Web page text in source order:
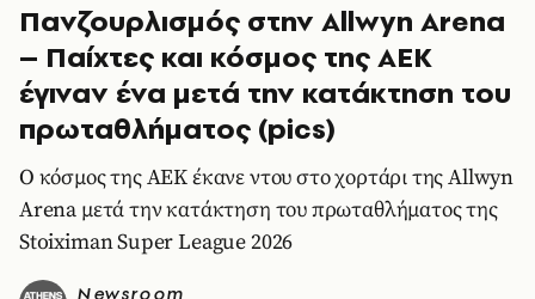
Πανζουρλισμός στην Allwyn Arena
– Παίχτες και κόσμος της ΑΕΚ
έγιναν ένα μετά την κατάκτηση του
πρωταθλήματος (pics)
Ο κόσμος της ΑΕΚ έκανε ντου στο χορτάρι της Allwyn
Arena μετά την κατάκτηση του πρωταθλήματος της
Stoiximan Super League 2026
Newsroom